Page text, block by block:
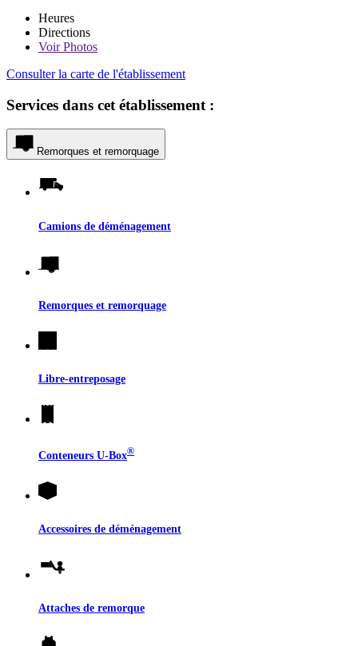
Heures
Directions
VoirPhotos
Consulter la carte de l'établissement
Services dans cet établissement :
Remorques et remorquage
Camions de déménagement
Remorques et remorquage
Libre-entreposage
Conteneurs U-Box®
Accessoires de déménagement
Attaches de remorque